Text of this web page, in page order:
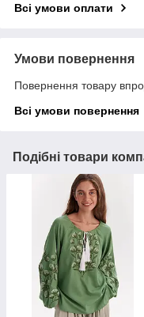
Всі умови оплати
Умови повернення
Повернення товару
Всі умови повернення
Подібні товари